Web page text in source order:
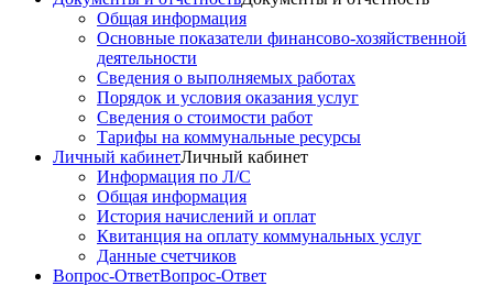
Общая информация
Основные показатели финансово-хозяйственной
деятельности
Сведения о выполняемых работах
Порядок и условия оказания услуг
Сведения о стоимости работ
Тарифы на коммунальные ресурсы
Личный кабинетЛичный кабинет
Информация по Л/С
Общая информация
История начислений и оплат
Квитанция на оплату коммунальных услуг
Данные счетчиков
Вопрос-ОтветВопрос-Ответ